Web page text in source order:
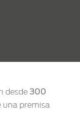
desde 300
una premisa